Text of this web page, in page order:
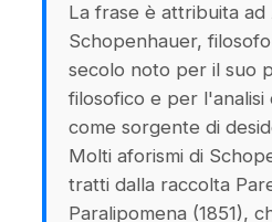
La frase è attribuita
Schopenhauer,
secolo noto per il suo
filosofico e per l'analisi
come sorgente di
Molti aforismi di
tratti dalla raccolta
Paralipomena (1851),